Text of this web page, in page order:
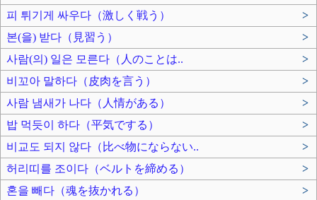
피 튀기게 싸우다（激しく戦う）
>
본(을) 받다（見習う）
>
사람(의) 일은 모른다（人のことは..
>
비꼬아 말하다（皮肉を言う）
>
사람 냄새가 나다（人情がある）
>
밥 먹듯이 하다（平気でする）
>
비교도 되지 않다（比べ物にならない..
>
허리띠를 조이다（ベルトを締める）
>
혼을 빼다（魂を抜かれる）
>